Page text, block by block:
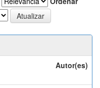
Autor(es)